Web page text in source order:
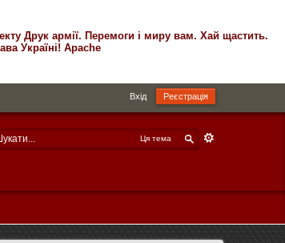
Друк армії. Перемоги і миру вам. Хай щастить.
Україні! Apache
Вхід Реєстрація
Ця тема